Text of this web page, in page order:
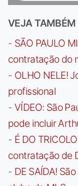
VEJA TAMBÉM
- SÃO PAULO
contratação do
- OLHO NELE!
profissional
- VÍDEO: São
pode incluir
- É DO
contratação de
- DE SAÍDA!